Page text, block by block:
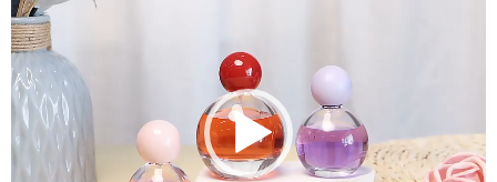
Reprodutor
de
vídeo